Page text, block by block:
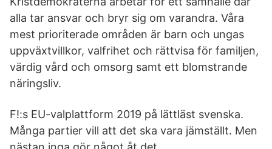
alla tar ansvar och bryr sig om varandra. Våra
mest prioriterade områden är barn och ungas
uppväxtvillkor, valfrihet och rättvisa för familjen,
värdig vård och omsorg samt ett blomstrande
näringsliv.
F!:s EU-valplattform 2019 på lättläst svenska.
Många partier vill att det ska vara jämställt. Men